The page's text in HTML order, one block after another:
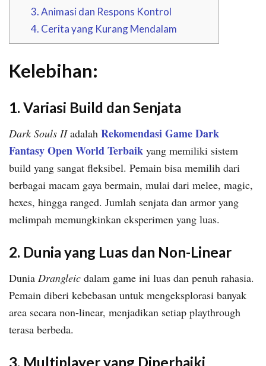
3. Animasi dan Respons Kontrol
4. Cerita yang Kurang Mendalam
Kelebihan:
1. Variasi Build dan Senjata
Dark Souls IIadalah Rekomendasi Game Dark
Fantasy Open World Terbaik yang memiliki sistem
build yang sangat fleksibel. Pemain bisa memilih dari
berbagai macam gaya bermain, mulai dari melee, magic,
hexes, hingga ranged. Jumlah senjata dan armor yang
melimpah memungkinkan eksperimen yang luas.
2. Dunia yang Luas dan Non-Linear
Dunia Drangleic dalam game ini luas dan penuh rahasia.
Pemain diberi kebebasan untuk mengeksplorasi banyak
area secara non-linear, menjadikan setiap playthrough
terasa berbeda.
3. Multiplayer yang Diperbaiki